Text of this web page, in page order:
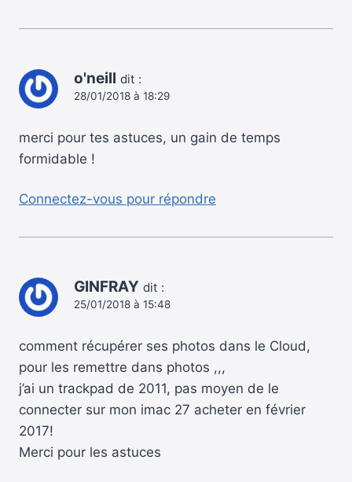
o'neill dit :
28/01/2018 à 18:29
merci pour tes astuces, un gain de temps
formidable !
Connectez-vous pour répondre
GINFRAY dit :
25/01/2018 à 15:48
comment récupérer ses photos dans le Cloud,
pour les remettre dans photos ,,,
j’ai un trackpad de 2011, pas moyen de le
connecter sur mon imac 27 acheter en février
2017!
Merci pour les astuces